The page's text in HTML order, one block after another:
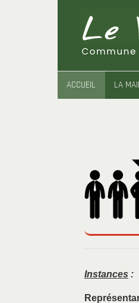
AUACCUEIL LA
Instances :